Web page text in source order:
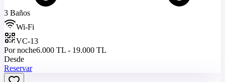
3 Baños
Wi-Fi
VC-13
Por noche6.000 TL - 19.000 TL
Desde
Reservar